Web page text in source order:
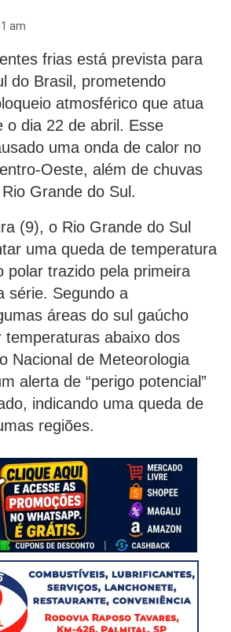
am
frias está prevista para
do Brasil, prometendo
atmosférico que atua
o dia 22 de abril. Esse
uma onda de calor no
Oeste, além de chuvas
Grande do Sul.
(9), o Rio Grande do Sul
uma queda de temperatura
polar trazido pela primeira
série. Segundo a
áreas do sul gaúcho
temperaturas abaixo dos
Nacional de Meteorologia
alerta de “perigo potencial”
indicando uma queda de
regiões.